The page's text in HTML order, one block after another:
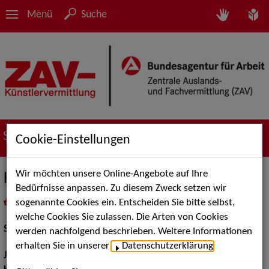
Menü Suche
Suche nach Künstler*innen
Katharina Ley
als PDF speichern
inMeine Merklistelegen
Schauspiel:Film und TV
Jahrgang:
Cookie-Einstellungen
Wir möchten unsere Online-Angebote auf Ihre
Bedürfnisse anpassen. Zu diesem Zweck setzen wir
sogenannte Cookies ein. Entscheiden Sie bitte selbst,
welche Cookies Sie zulassen. Die Arten von Cookies
werden nachfolgend beschrieben. Weitere Informationen
erhalten Sie in unserer
Datenschutzerklärung